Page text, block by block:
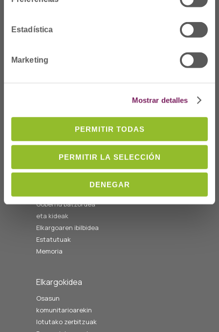
Estadística
Marketing
Mostrar detalles
PERMITIR TODAS
PERMITIR LA SELECCIÓN
DENEGAR
Prim Kalea, 2-1º
Sebastián
Ordutegia A-O
cofgipuzkoa@cofgipuzkoa.eus
Nortzuk gara
Gobernu batzordea
eta kideak
Elkargoaren ibilbidea
Estatutuak
Memoria
Elkargokidea
Osasun
komunitarioarekin
lotutako zerbitzuak